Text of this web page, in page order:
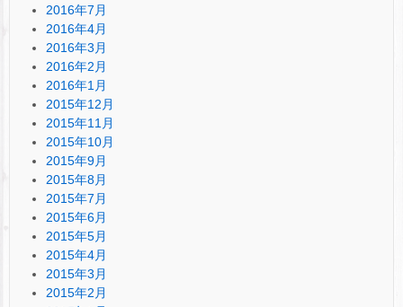
2016年7月
2016年4月
2016年3月
2016年2月
2016年1月
2015年12月
2015年11月
2015年10月
2015年9月
2015年8月
2015年7月
2015年6月
2015年5月
2015年4月
2015年3月
2015年2月